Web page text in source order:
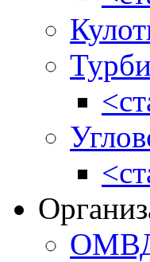
ОМВД